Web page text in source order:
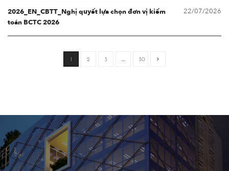
2026_EN_CBTT_Nghị quyết lựa chọn đơn vị kiểm
toán BCTC 2026
22/07/2026
1 2 3 … 30